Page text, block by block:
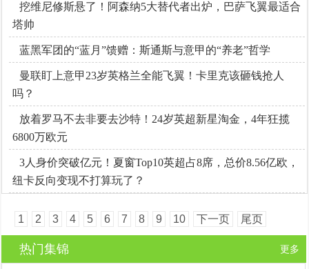
挖维尼修斯悬了！阿森纳5大替代者出炉，巴萨飞翼最适合
塔帅
蓝黑军团的“蓝月”馈赠：斯通斯与意甲的“养老”哲学
曼联盯上意甲23岁英格兰全能飞翼！卡里克该砸钱抢人
吗？
放着罗马不去非要去沙特！24岁英超新星淘金，4年狂揽
6800万欧元
3人身价突破亿元！夏窗Top10英超占8席，总价8.56亿欧，
纽卡反向变现不打算玩了？
1 2 3 4 5 6 7 8 9 10 下一页 尾页
热门集锦 更多